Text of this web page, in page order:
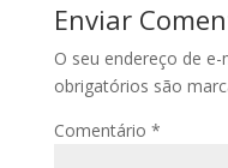
Enviar
O seu endereço de
obrigatórios são
Comentário *